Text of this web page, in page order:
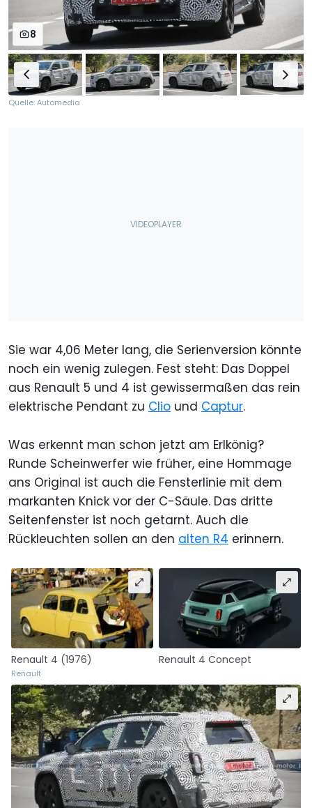
8
Quelle: Automedia
Sie war 4,06 Meter lang, die Serienversion könnte
noch ein wenig zulegen. Fest steht: Das Doppel
aus Renault 5 und 4 ist gewissermaßen das rein
elektrische Pendant zu Clio und Captur.
Was erkennt man schon jetzt am Erlkönig?
Runde Scheinwerfer wie früher, eine Hommage
ans Original ist auch die Fensterlinie mit dem
markanten Knick vor der C-Säule. Das dritte
Seitenfenster ist noch getarnt. Auch die
Rückleuchten sollen an den alten R4 erinnern.
Renault 4 (1976)
Renault
Renault 4 Concept